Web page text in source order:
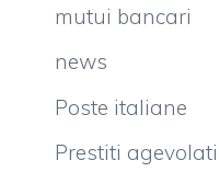
mutui bancari
news
Poste italiane
Prestiti agevolati